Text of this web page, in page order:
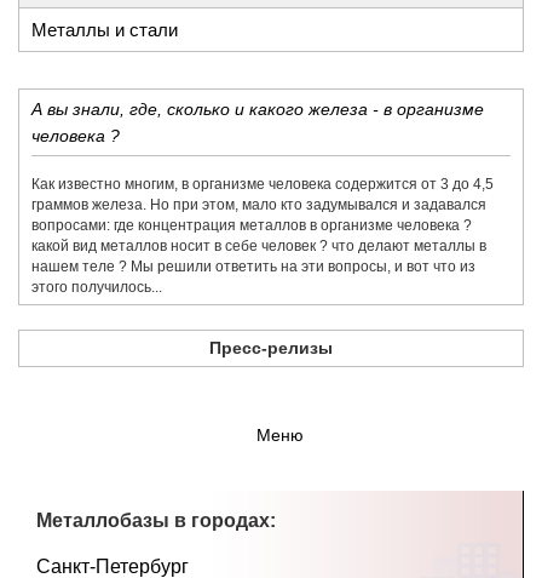
Металлы и стали
А вы знали, где, сколько и какого железа - в организме
человека ?
Как известно многим, в организме человека содержится от 3 до 4,5
граммов железа. Но при этом, мало кто задумывался и задавался
вопросами: где концентрация металлов в организме человека ?
какой вид металлов носит в себе человек ? что делают металлы в
нашем теле ? Мы решили ответить на эти вопросы, и вот что из
этого получилось...
Пресс-релизы
Меню
Металлобазы в городах:
Санкт-Петербург